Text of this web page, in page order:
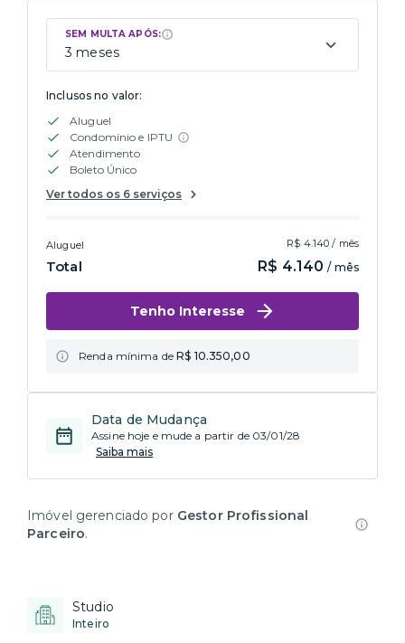
SEM MULTA APÓS:
3 meses
Inclusos no valor:
Aluguel
Condomínio e IPTU
Atendimento
Boleto Único
Ver todos os 6 serviços
Aluguel R$ 4.140 / mês
Total R$ 4.140/ mês
Tenho Interesse
Renda mínima deR$ 10.350,00
Data de Mudança
Assine hoje e mude a partir de 03/01/28
Saiba mais
Imóvel gerenciado por Gestor Profissional
Parceiro.
Studio
Inteiro